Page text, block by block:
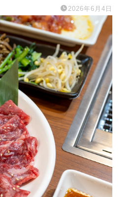
2026年6月4日